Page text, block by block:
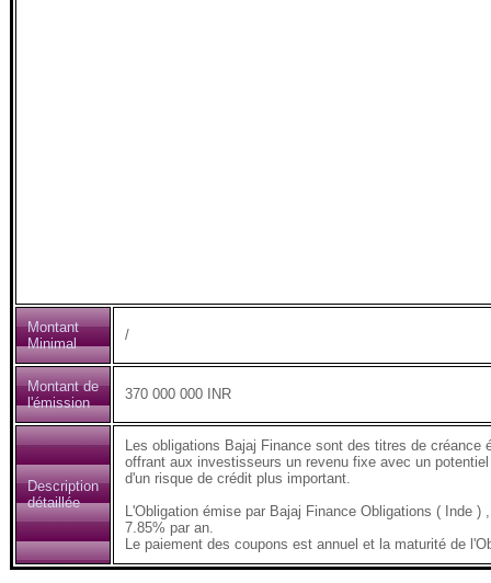
Montant
Minimal
/
Montant de
l'émission
370 000 000 INR
Description
détaillée
Les obligations Bajaj Finance sont des titres de
offrant aux investisseurs un revenu fixe avec un
d'un risque de crédit plus important.
L'Obligation émise par Bajaj Finance Obligations ( Inde
7.85% par an.
Le paiement des coupons est annuel et la maturité de